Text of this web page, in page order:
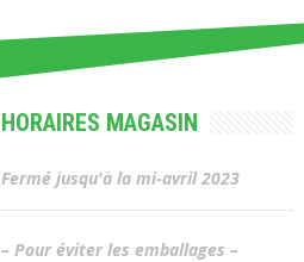
HORAIRES MAGASIN
Fermé jusqu'à la mi-avril 2023
– Pour éviter les emballages –